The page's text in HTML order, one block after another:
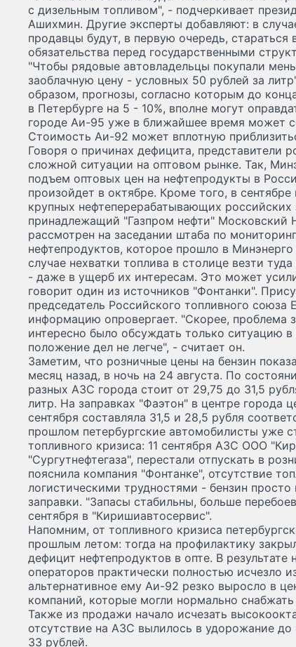
с дизельным топливом", - подчеркивает
Ашихмин. Другие эксперты добавляют: в
продавцы будут, в первую очередь, стараться
обязательства перед государственными
"Чтобы рядовые автовладельцы покупали
заоблачную цену - условных 50 рублей за
образом, прогнозы, согласно которым до
в Петербурге на 5 - 10%, вполне могут
городе Аи-95 уже в ближайшее время может
Стоимость Аи-92 может вплотную
Говоря о причинах дефицита, представители
сложной ситуации на оптовом рынке. Так,
подъем оптовых цен на нефтепродукты в
произойдет в октябре. Кроме того, в
крупных нефтеперерабатывающих
принадлежащий "Газпром нефти" Московский
рассмотрен на заседании штаба по
нефтепродуктов, которое прошло в
случае нехватки топлива в столице везти
- даже в ущерб их интересам. Это может
говорит один из источников "Фонтанки".
председатель Российского топливного
информацию опровергает. "Скорее, проблема
интересно было обсуждать только ситуацию
положение дел не легче", - считает он.
Заметим, что розничные цены на бензин
месяц назад, в ночь на 24 августа. По
разных АЗС города стоит от 29,75 до 31,5
литр. На заправках "Фаэтон" в центре города
сентября составляла 31,5 и 28,5 рубля
прошлом петербургские автомобилисты уже
топливного кризиса: 11 сентября АЗС ООО
"Сургутнефтегаза", перестали отпускать в
пояснила компания "Фонтанке", отсутствие
логистическими трудностями - бензин
заправки. "Запасы стабильны, больше
сентября в "Киришиавтосервис".
Напомним, от топливного кризиса
прошлым летом: тогда на профилактику
дефицит нефтепродуктов в опте. В результате
операторов практически полностью исчезло
альтернативное ему Аи-92 резко выросло в
компаний, которые могли нормально
Также из продажи начало исчезать
отсутствие на АЗС вылилось в удорожание
33 рублей.